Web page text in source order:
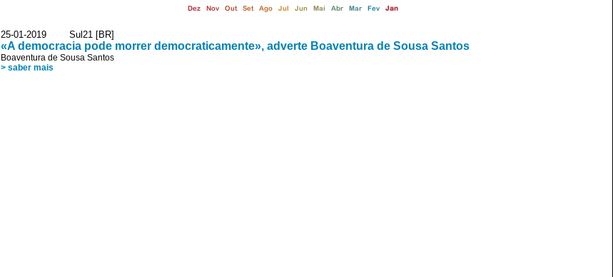
Dez Nov Out Set Ago Jul Jun Mai Abr Mar Fev Jan
25-01-2019 Sul21 [BR]
«A democracia pode morrer democraticamente», adverte Boaventura de Sousa Santos
Boaventura de Sousa Santos
> saber mais